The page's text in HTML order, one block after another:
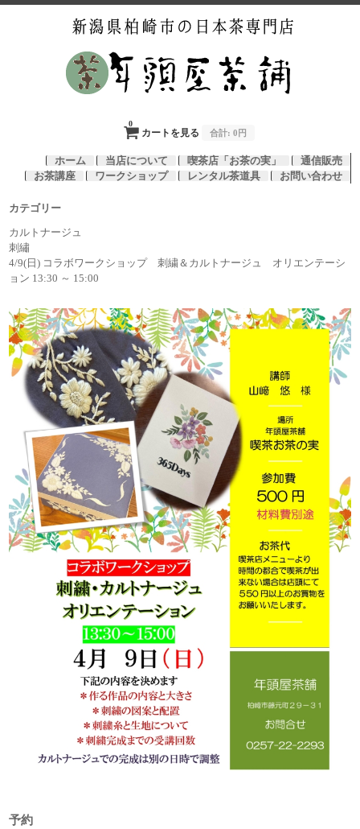
カートを見る
0
合計: 0円
ホーム 当店について 喫茶店「お茶の実」
通信販売
お茶講座
ワークショップ レンタル茶道具 お問い合わせ
カテゴリー
カルトナージュ
刺繡
4/9(日) コラボワークショップ 刺繍＆カルトナージュ オリエンテーシ
ョン 13:30 ～ 15:00
予約